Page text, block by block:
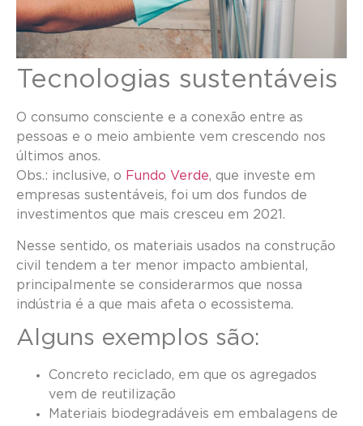
Tecnologias sustentáveis
O consumo consciente e a conexão entre as
pessoas e o meio ambiente vem crescendo nos
últimos anos.
Obs.: inclusive, o Fundo Verde, que investe em
empresas sustentáveis, foi um dos fundos de
investimentos que mais cresceu em 2021.
Nesse sentido, os materiais usados na construção
civil tendem a ter menor impacto ambiental,
principalmente se considerarmos que nossa
indústria é a que mais afeta o ecossistema.
Alguns exemplos são:
Concreto reciclado, em que os agregados
vem de reutilização
Materiais biodegradáveis em embalagens de